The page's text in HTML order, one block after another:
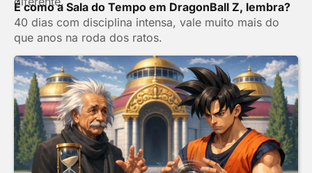
É como a Sala do Tempo em DragonBall Z, lembra?
40 dias com disciplina intensa, vale muito mais do
que anos na roda dos ratos.